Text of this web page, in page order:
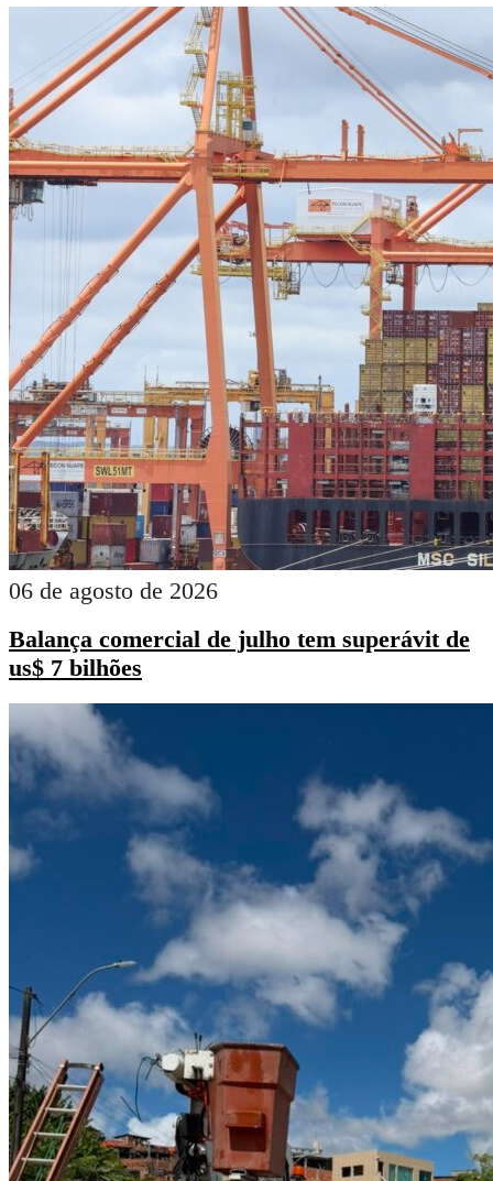
06 de agosto de 2026
Balança comercial de julho tem superávit de
us$ 7 bilhões